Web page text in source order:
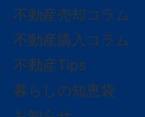
不動産売却コラム
不動産購入コラム
不動産Tips
暮らしの知恵袋